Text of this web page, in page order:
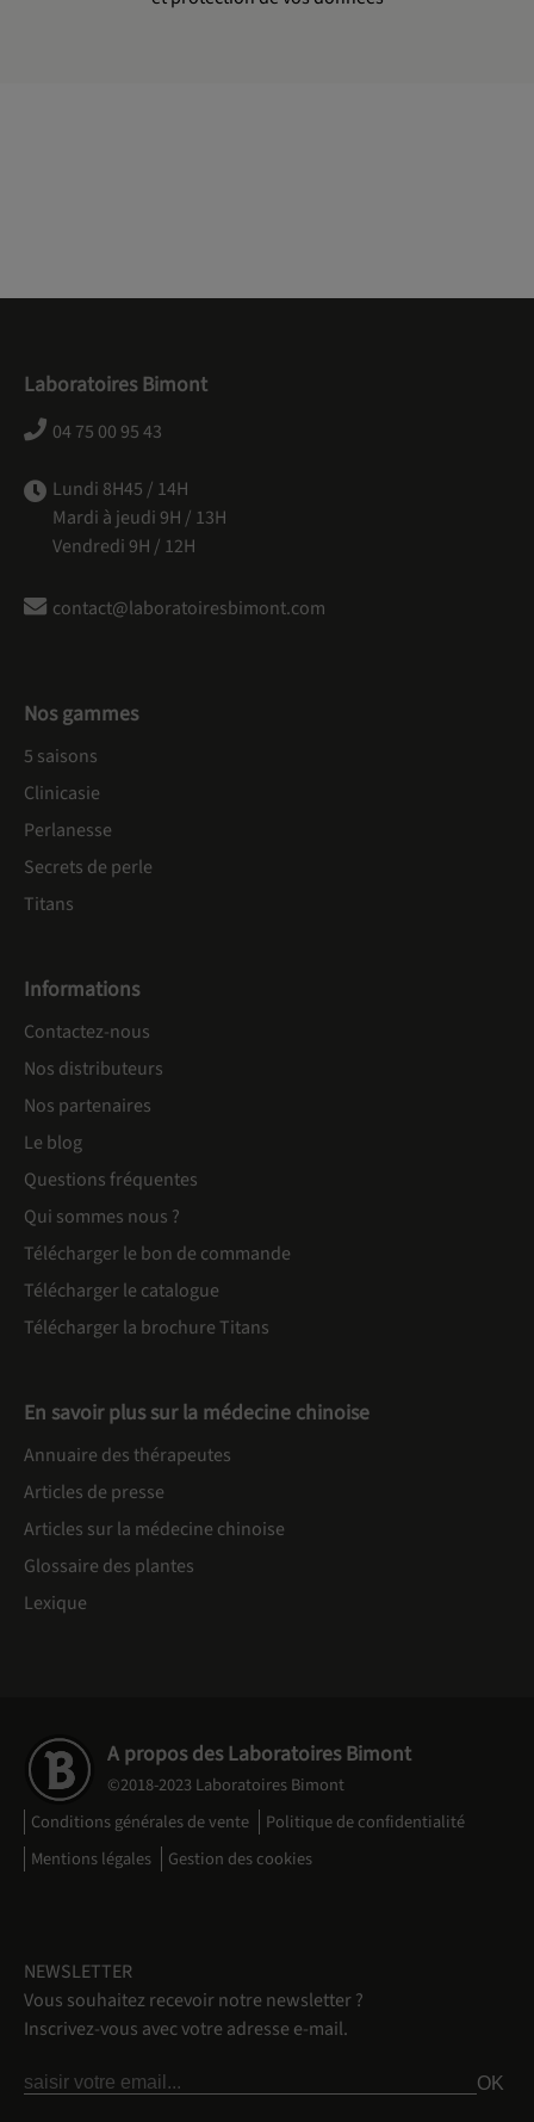
Laboratoires Bimont
04 75 00 95 43
Lundi 8H45 / 14H
Mardi à jeudi 9H / 13H
Vendredi 9H / 12H
contact@laboratoiresbimont.com
Nos gammes
5 saisons
Clinicasie
Perlanesse
Secrets de perle
Titans
Informations
Contactez-nous
Nos distributeurs
Nos partenaires
Le blog
Questions fréquentes
Qui sommes nous ?
Télécharger le bon de commande
Télécharger le catalogue
Télécharger la brochure Titans
En savoir plus sur la médecine chinoise
Annuaire des thérapeutes
Articles de presse
Articles sur la médecine chinoise
Glossaire des plantes
Lexique
A propos des Laboratoires Bimont
©2018-2023 Laboratoires Bimont
Conditions générales de vente
Politique de confidentialité
Mentions légales
Gestion des cookies
NEWSLETTER
Vous souhaitez recevoir notre newsletter ?
Inscrivez-vous avec votre adresse e-mail.